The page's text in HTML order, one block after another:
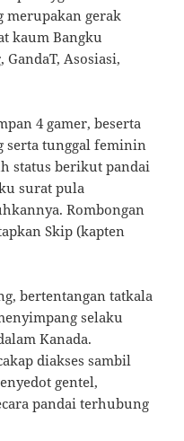
merupakan gerak
kaum Bangku
Asosiasi,
4 gamer, beserta
serta tunggal feminin
status berikut pandai
surat pula
Rombongan
Skip (kapten
bertentangan tatkala
selaku
Kanada.
diakses sambil
gentel,
pandai terhubung